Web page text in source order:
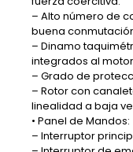
– Alto número de
buena
– Dinamo
integrados al
– Grado de
– Rotor con
linealidad a baja
• Panel de Mandos:
– Interruptor